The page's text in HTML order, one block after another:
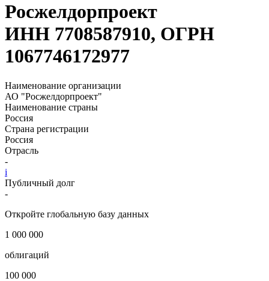
Росжелдорпроект
ИНН 7708587910, ОГРН
1067746172977
Наименование организации
АО "Росжелдорпроект"
Наименование страны
Россия
Страна регистрации
Россия
Отрасль
-
i
Публичный долг
-
Откройте глобальную базу данных
1 000 000
облигаций
100 000